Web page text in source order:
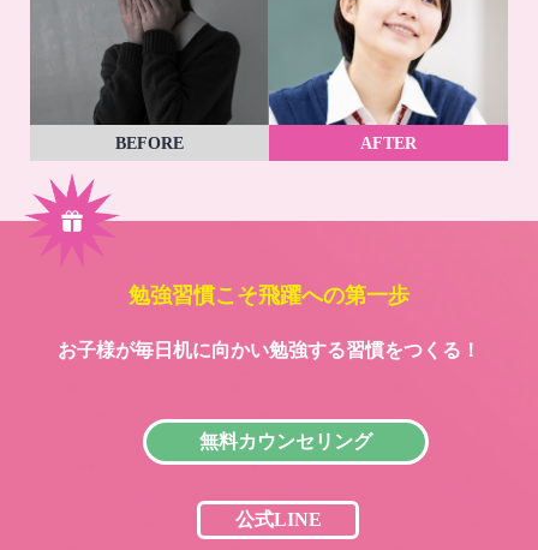
BEFORE AFTER
勉強習慣こそ飛躍への第一歩
お子様が毎日机に向かい勉強する習慣をつくる！
無料カウンセリング
公式LINE